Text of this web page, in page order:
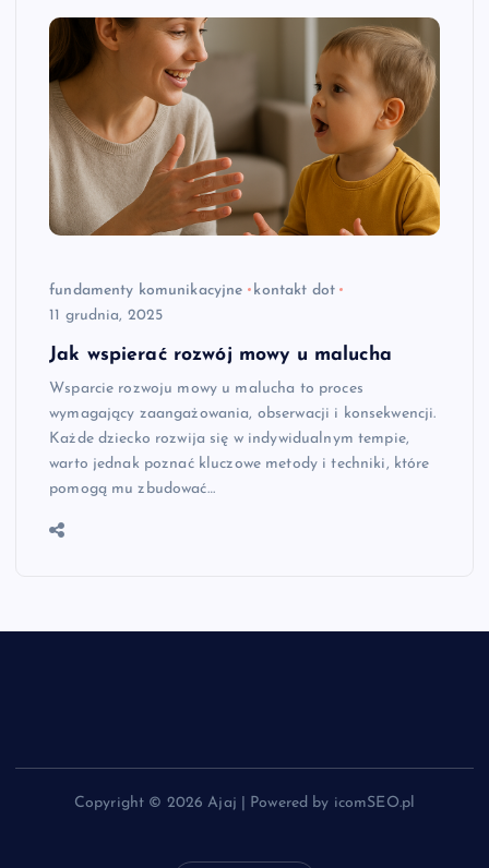
fundamenty komunikacyjne
kontakt dot
11 grudnia, 2025
Jak wspierać rozwój mowy u malucha
Wsparcie rozwoju mowy u malucha to proces
wymagający zaangażowania, obserwacji i konsekwencji.
Każde dziecko rozwija się w indywidualnym tempie,
warto jednak poznać kluczowe metody i techniki, które
pomogą mu zbudować…
Copyright © 2026 Ajaj | Powered by icomSEO.pl